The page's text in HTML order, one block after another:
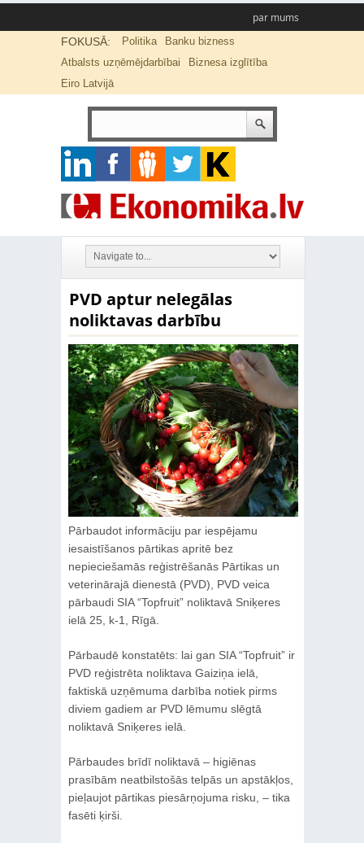
par mums
FOKUSĀ: Politika
Banku bizness
Atbalsts uzņēmējdarbībai
Biznesa izglītība
Eiro Latvijā
PVD aptur nelegālas
noliktavas darbību
Pārbaudot informāciju par iespējamu
iesaistīšanos pārtikas apritē bez
nepieciešamās reģistrēšanās Pārtikas un
veterinārajā dienestā (PVD), PVD veica
pārbaudi SIA “Topfruit” noliktavā Sniķeres
ielā 25, k-1, Rīgā.
Pārbaudē konstatēts: lai gan SIA “Topfruit” ir
PVD reģistrēta noliktava Gaiziņa ielā,
faktiskā uzņēmuma darbība notiek pirms
diviem gadiem ar PVD lēmumu slēgtā
noliktavā Sniķeres ielā.
Pārbaudes brīdī noliktavā – higiēnas
prasībām neatbilstošās telpās un apstākļos,
pieļaujot pārtikas piesārņojuma risku, – tika
fasēti ķirši.